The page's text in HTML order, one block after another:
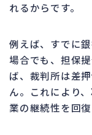
れるからです。
例えば、すでに
場合でも、担保
ば、裁判所は差
ん。これにより
業の継続性を回